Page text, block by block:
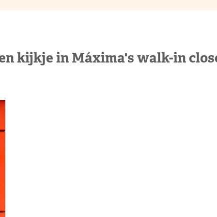
kijkje in Máxima's walk-in